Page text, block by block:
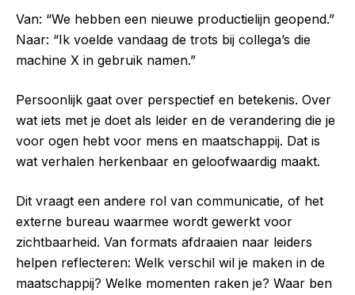
Van: “We hebben een nieuwe productielijn geopend.”
Naar: “Ik voelde vandaag de trots bij collega’s die
machine X in gebruik namen.”
Persoonlijk gaat over perspectief en betekenis. Over
wat iets met je doet als leider en de verandering die je
voor ogen hebt voor mens en maatschappij. Dat is
wat verhalen herkenbaar en geloofwaardig maakt.
Dit vraagt een andere rol van communicatie, of het
externe bureau waarmee wordt gewerkt voor
zichtbaarheid. Van formats afdraaien naar leiders
helpen reflecteren: Welk verschil wil je maken in de
maatschappij? Welke momenten raken je? Waar ben